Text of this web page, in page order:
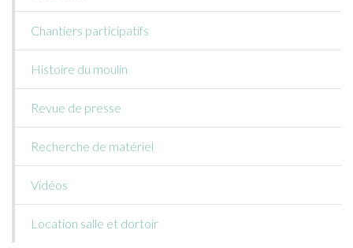
Chantiers participatifs
Histoire du moulin
Revue de presse
Recherche de matériel
Vidéos
Location salle et dortoir